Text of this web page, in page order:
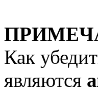
Как
являются